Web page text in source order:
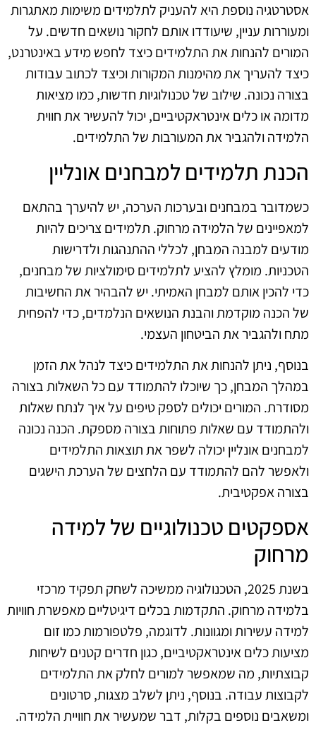
אסטרטגיה נוספת היא להעניק לתלמידים משימות מאתגרות
ומעוררות עניין, שיעודדו אותם לחקור נושאים חדשים. על
המורים להנחות את התלמידים כיצד לחפש מידע באינטרנט,
כיצד להעריך את מהימנות המקורות וכיצד לכתוב עבודות
בצורה נכונה. שילוב של טכנולוגיות חדשות, כמו מציאות
מדומה או כלים אינטראקטיביים, יכול להעשיר את חווית
הלמידה ולהגביר את המעורבות של התלמידים.
הכנת תלמידים למבחנים אונליין
כשמדובר במבחנים ובערכות הערכה, יש להיערך בהתאם
למאפיינים של הלמידה מרחוק. תלמידים צריכים להיות
מודעים למבנה המבחן, לכללי ההתנהגות ולדרישות
הטכניות. מומלץ להציע לתלמידים סימולציות של מבחנים,
כדי להכין אותם למבחן האמיתי. יש להבהיר את החשיבות
של הכנה מוקדמת והבנת הנושאים הנלמדים, כדי להפחית
מתח ולהגביר את הביטחון העצמי.
בנוסף, ניתן להנחות את התלמידים כיצד לנהל את הזמן
במהלך המבחן, כך שיוכלו להתמודד עם כל השאלות בצורה
מסודרת. המורים יכולים לספק טיפים על איך לנתח שאלות
ולהתמודד עם שאלות פתוחות בצורה מספקת. הכנה נכונה
למבחנים אונליין יכולה לשפר את תוצאות התלמידים
ולאפשר להם להתמודד עם הלחצים של הערכת הישגים
בצורה אפקטיבית.
אספקטים טכנולוגיים של למידה
מרחוק
בשנת 2025, הטכנולוגיה ממשיכה לשחק תפקיד מרכזי
בלמידה מרחוק. התקדמות בכלים דיגיטליים מאפשרת חוויות
למידה עשירות ומגוונות. לדוגמה, פלטפורמות כמו זום
מציעות כלים אינטראקטיביים, כגון חדרים קטנים לשיחות
קבוצתיות, מה שמאפשר למורים לחלק את התלמידים
לקבוצות עבודה. בנוסף, ניתן לשלב מצגות, סרטונים
ומשאבים נוספים בקלות, דבר שמעשיר את חוויית הלמידה.